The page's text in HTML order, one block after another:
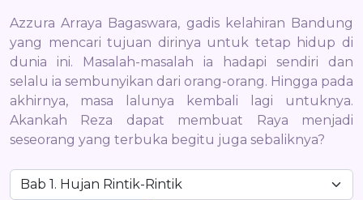
Azzura Arraya Bagaswara, gadis kelahiran Bandung
yang mencari tujuan dirinya untuk tetap hidup di
dunia ini. Masalah-masalah ia hadapi sendiri dan
selalu ia sembunyikan dari orang-orang. Hingga pada
akhirnya, masa lalunya kembali lagi untuknya.
Akankah Reza dapat membuat Raya menjadi
seseorang yang terbuka begitu juga sebaliknya?